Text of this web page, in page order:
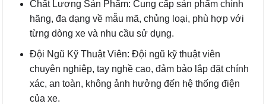
Chất Lượng Sản Phẩm: Cung cấp sản phẩm chính
hãng, đa dạng về mẫu mã, chủng loại, phù hợp với
từng dòng xe và nhu cầu sử dụng.
Đội Ngũ Kỹ Thuật Viên: Đội ngũ kỹ thuật viên
chuyên nghiệp, tay nghề cao, đảm bảo lắp đặt chính
xác, an toàn, không ảnh hưởng đến hệ thống điện
của xe.